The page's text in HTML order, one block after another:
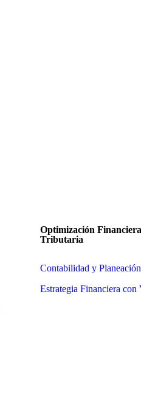
Optimización
Tributaria
Contabilidad y
Estrategia Financiera con